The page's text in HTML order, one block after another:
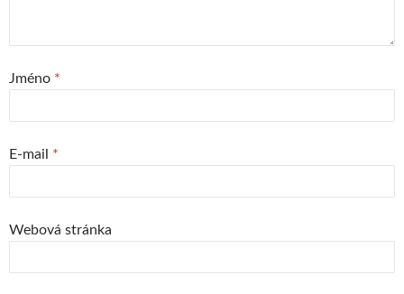
Jméno *
E-mail *
Webová stránka